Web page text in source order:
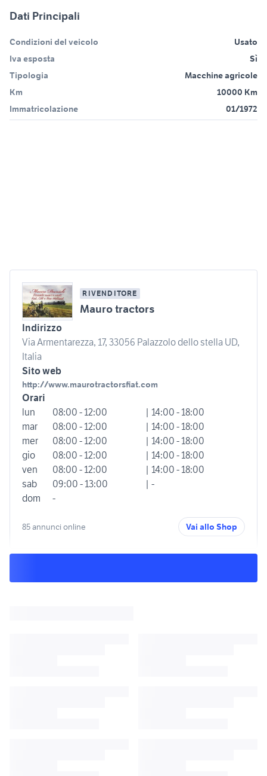
Dati Principali
Condizioni del veicolo
Usato
Iva esposta
Sì
Tipologia
Macchine agricole
Km
10000 Km
Immatricolazione
01/1972
RIVENDITORE
Mauro tractors
Indirizzo
Via Armentarezza, 17, 33056 Palazzolo dello stella UD,
Italia
Sito web
http://www.maurotractorsfiat.com
Orari
lun
08:00 - 12:00
| 14:00 - 18:00
mar
08:00 - 12:00
| 14:00 - 18:00
mer
08:00 - 12:00
| 14:00 - 18:00
gio
08:00 - 12:00
| 14:00 - 18:00
ven
08:00 - 12:00
| 14:00 - 18:00
sab
09:00 - 13:00
| -
dom
-
85 annunci online Vai allo Shop